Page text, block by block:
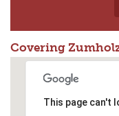
Covering
This page can't